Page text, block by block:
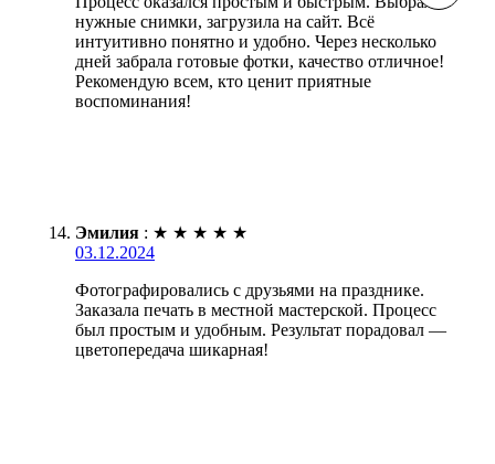
нужные снимки, загрузила на сайт. Всё
интуитивно понятно и удобно. Через несколько
дней забрала готовые фотки, качество отличное!
Рекомендую всем, кто ценит приятные
воспоминания!
Эмилия : ★ ★ ★ ★ ★
03.12.2024
Фотографировались с друзьями на празднике.
Заказала печать в местной мастерской. Процесс
был простым и удобным. Результат порадовал —
цветопередача шикарная!